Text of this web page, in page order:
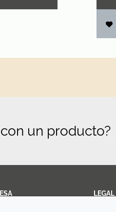
un producto?
LEGAL